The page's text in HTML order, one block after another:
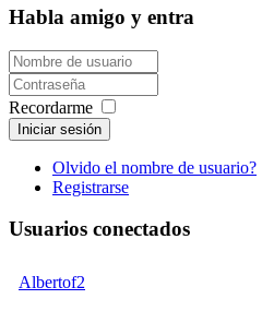
Habla amigo y entra
Recordarme
Iniciar sesión
Olvido el nombre de usuario?
Registrarse
Usuarios conectados
Albertof2